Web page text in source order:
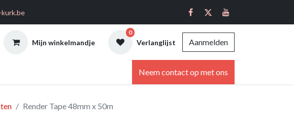
Mijn winkelmandje
0
Verlanglijst Aanmelden
Neem contact op met ons
Render Tape 48mm x 50m